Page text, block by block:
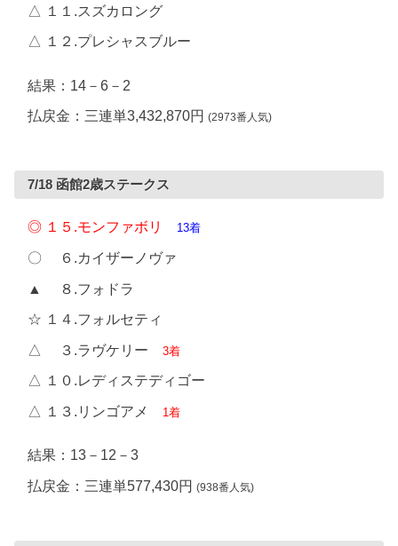
△ １１.スズカロング
△ １２.プレシャスブルー
結果：14－6－2
払戻金：三連単3,432,870円(2973番人気)
7/18 函館2歳ステークス
◎ １５.モンファボリ 13着
〇 ６.カイザーノヴァ
▲ ８.フォドラ
☆ １４.フォルセティ
△ ３.ラヴケリー3着
△ １０.レディステディゴー
△ １３.リンゴアメ 1着
結果：13－12－3
払戻金：三連単577,430円(938番人気)